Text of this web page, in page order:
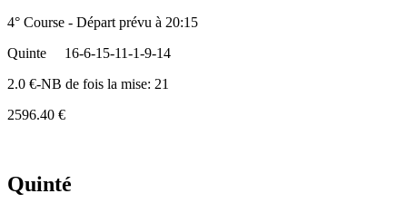
4° Course - Départ prévu à 20:15
Quinte
16-6-15-11-1-9-14
2.0 €-NB de fois la mise: 21
2596.40 €
Quinté